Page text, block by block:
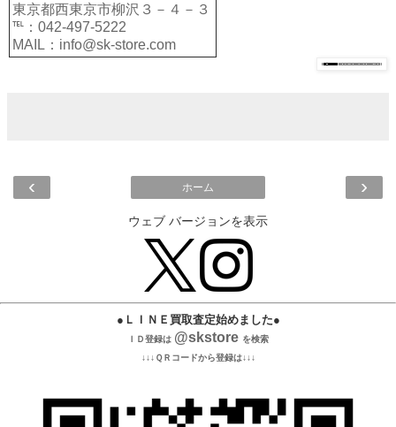
東京都西東京市柳沢３－４－３
℡：042-497-5222
MAIL：info@sk-store.com
‹ ›
ホーム
ウェブ バージョンを表示
●ＬＩＮＥ買取査定始めました●
ＩＤ登録は @skstore を検索
↓↓↓ＱＲコードから登録は↓↓↓